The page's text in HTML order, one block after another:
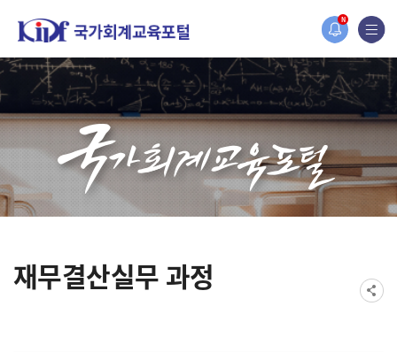
N
홈페이지가 새롭게 개편되었습니다.
한국조세재정연구원홈페이지가 새롭게 개설되었습니다.
재무결산실무 과정